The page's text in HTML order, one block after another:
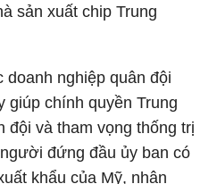
sản xuất chip Trung
doanh nghiệp quân đội
giúp chính quyền Trung
đội và tham vọng thống trị
đứng đầu ủy ban có
khẩu của Mỹ, nhận